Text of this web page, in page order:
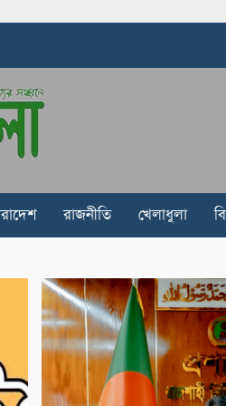
রাজনীতি খেলাধুলা